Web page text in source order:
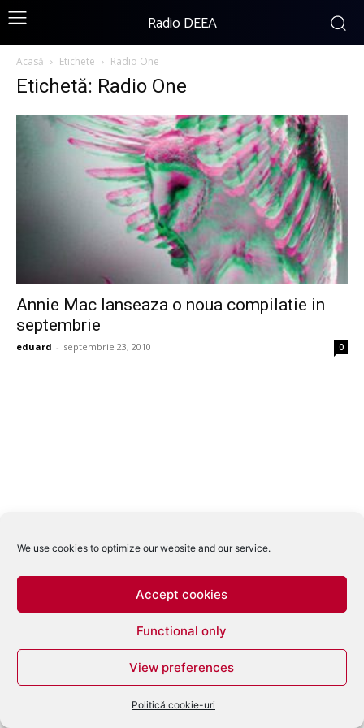
We use cookies to optimize our website and our service.
Accept cookies
Functional only
View preferences
Politică cookie-uri
Radio DEEA
Acasă Etichete Radio One
Etichetă: Radio One
Annie Mac lanseaza o noua compilatie in
septembrie
eduard - septembrie 23, 2010 0